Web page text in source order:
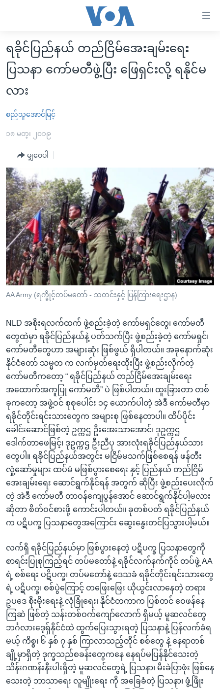
လွယ်ကူ
စေ
သည့်
Link
များ
ပင်မ
ကျော်
ကြည့်
ရန်
ပင်မ
အ
ညွန်း
စာမျက်နှာ
သို့
ကျော်
နေရာ
သို့
ကျော်
မူလစာမျက်နှာ
မြန်မာ
ကမ္ဘာ့သတင်းများ
အမေရိကန်
တရုတ်
အစ္စရေး-ပါလက်စတိုင်း
သတင်းလွတ်လပ်ခွင့်
ရပ်ဝန်းတခု လမ်းတခု အလွန်
အင်္ဂလိပ်စာလေ့လာမယ်
အမေရိကန်သုံးအီဒီယံ
မကြေးမုံရဲ့ အင်္ဂလိပ်စာ
ရုပ်ရှင်ထဲက အင်္ဂလိပ်စာ
သုတပဒေသာ အင်္ဂလိပ်စာ
အပတ်စဉ်ကဏ္ဍများ
ရေဒီယို
တီဗွီ
ရေဒီယိုနှင့်ရုပ်သံ အချက်အလက်များ
ရေဒီယို/တီဗွီအစီအစဉ်
Learning English
ဗွီအိုအေ လူမှုကွန်ယက်များ
ရခိုင်ပြည်နယ် တည်ငြိမ်အေးချမ်းရေး
ပြသနာ ကော်မတီဖွဲ့ပြီး ဖြေရှင်းလို့ ရနိုင်မ
လား
စည်သူအောင်မြင့်
၁၈ မတ္၊ ၂၀၁၉
မျှဝေပါ
AA Army (ရက္ခိုင့်တပ်မတော် - သတင်းနှင့် ပြန်ကြားရေးဌာန)
NLD အစိုးရလက်ထက် ဖွဲ့စည်းခဲ့တဲ့ ကော်မရှင်တွေ၊ ကော်မတီ
တွေထဲမှာ ရခိုင်ပြည်နယ်နဲ့ ပတ်သက်ပြီး ဖွဲ့စည်းခဲ့တဲ့ ကော်မရှင်၊
ကော်မတီတွေဟာ အများဆုံး ဖြစ်ဖွယ် ရှိပါတယ်။ အခုနောက်ဆုံး
နိုင်ငံတော် သမ္မတ က လက်မှတ်ရေးထိုးပြီး ဖွဲ့စည်းလိုက်တဲ့
ကော်မတီကတော့ “ ရခိုင်ပြည်နယ် တည်ငြိမ်အေးချမ်းရေး
အထောက်အကူပြု ကော်မတီ” ပဲ ဖြစ်ပါတယ်။ ထူးခြားတာ တစ်
ခုကတော့ အဖွဲ့ဝင် စုစုပေါင်း ၁၄ ယောက်ပါတဲ့ အဲဒီ ကော်မတီမှာ
ရခိုင်တိုင်းရင်းသားတွေက အများစု ဖြစ်နေတာပါ။ ထိပ်ပိုင်း
ခေါင်းဆောင်ဖြစ်တဲ့ ဥက္ကဌ ဦးအေးသာအောင်၊ ဒုဥက္ကဌ
ဒေါက်တာဖေမြင့်၊ ဒုဥက္ကဌ ဦးညီပု အားလုံးရခိုင်ပြည်နယ်သား
တွေပါ။ ရခိုင်ပြည်နယ်အတွင်း မငြိမ်မသက်ဖြစ်စေရန် ဖန်တီး
လှုံ့ဆော်မှုများ ထပ်မံ မဖြစ်ပွားစေရေး နှင့် ပြည်နယ် တည်ငြိမ်
အေးချမ်းရေး ဆောင်ရွက်နိုင်ရန် အတွက် ဆိုပြီး ဖွဲ့စည်းပေးလိုက်
တဲ့ အဲဒီ ကော်မတီ တာဝန်ကျေပွန်အောင် ဆောင်ရွက်နိုင်ပါ့မလား
ဆိုတာ စိတ်ဝင်စားဖို့ ကောင်းပါတယ်။ ခုတစ်ပတ် ရခိုင်ပြည်နယ်
က ပဋိပက္ခ ပြသနာတွေအကြောင်း ဆွေးနွေးတင်ပြသွားပါ့မယ်။
လက်ရှိ ရခိုင်ပြည်နယ်မှာ ဖြစ်ပွားနေတဲ့ ပဋိပက္ခ ပြသနာတွေကို
စာရင်းပြုစုကြည့်ရင် တပ်မတော်နဲ့ ရခိုင်လက်နက်ကိုင် တပ်ဖွဲ့ AA
ရဲ့ စစ်ရေး ပဋိပက္ခ၊ တပ်မတော်နဲ့ ဒေသခံ ရခိုင်တိုင်းရင်းသားတွေ
ရဲ့ ပဋိပက္ခ၊ စစ်ပွဲကြောင့် တဖြေးဖြေး ယိုယွင်းလာနေတဲ့ တရား
ဥပဒေ စိုးမိုးရေးနဲ့ လုံခြုံရေး၊ နိုင်ငံတကာက ပြစ်တင် ဝေဖန်နေ
ကြဆဲ ဖြစ်တဲ့ သန်းတစ်ဝက်ကျော်လောက် ရှိမယ့် မူဆလင်တွေ
ဘင်္ဂလားဒေ့ရှ်နိုင်ငံထဲ ထွက်ပြေးသွားရတဲ့ ပြသနာနဲ့ ပြန်လက်ခံရ
မယ့် ကိစ္စ၊ ၆ နှစ် ၇ နှစ် ကြာလာသည့်တိုင် စစ်တွေ နဲ့ နေရာတစ်
ချို့မှာရှိတဲ့ ဒုက္ခသည်စခန်းတွေကနေ နေရပ်မပြန်နိုင်သေးတဲ့
သိန်းဂဏန်းနီးပါးရှိတဲ့ မူဆလင်တွေရဲ့ ပြသနာ၊ မီးခဲပြာဖုံး ဖြစ်နေ
သေးတဲ့ ဘာသာရေး လူမျိုးရေး ကို အခြေခံတဲ့ ပြသနာ၊ ဖွံ့ဖြိုး